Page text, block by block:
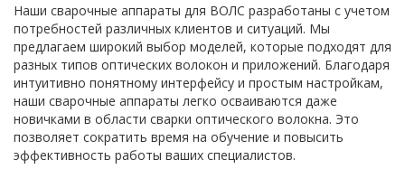
Наши сварочные аппараты для ВОЛС разработаны с учетом
потребностей различных клиентов и ситуаций. Мы
предлагаем широкий выбор моделей, которые подходят для
разных типов оптических волокон и приложений. Благодаря
интуитивно понятному интерфейсу и простым настройкам,
наши сварочные аппараты легко осваиваются даже
новичками в области сварки оптического волокна. Это
позволяет сократить время на обучение и повысить
эффективность работы ваших специалистов.